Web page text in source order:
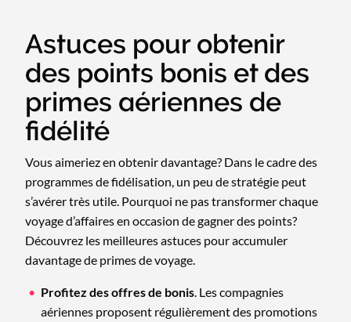
Astuces pour obtenir
des points bonis et des
primes aériennes de
fidélité
Vous aimeriez en obtenir davantage? Dans le cadre des
programmes de fidélisation, un peu de stratégie peut
s’avérer très utile. Pourquoi ne pas transformer chaque
voyage d’affaires en occasion de gagner des points?
Découvrez les meilleures astuces pour accumuler
davantage de primes de voyage.
Profitez des offres de bonis . Les compagnies
aériennes proposent régulièrement des promotions